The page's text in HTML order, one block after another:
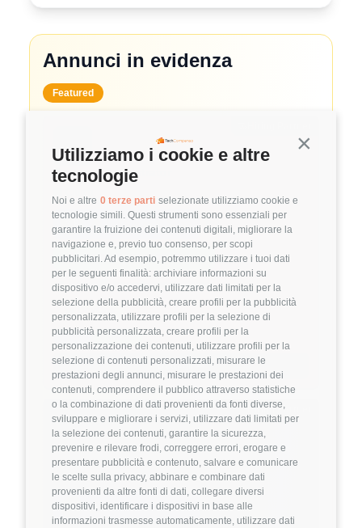
Continua
Utilizziamo i cookie e altre
tecnologie
Noi e altre 0 terze parti selezionate utilizziamo cookie e
tecnologie simili. Questi strumenti sono essenziali per
garantire la fruizione dei contenuti digitali, migliorare la
navigazione e, previo tuo consenso, per scopi
pubblicitari. Ad esempio, potremmo utilizzare i tuoi dati
per le seguenti finalità: archiviare informazioni su
dispositivo e/o accedervi, utilizzare dati limitati per la
selezione della pubblicità, creare profili per la pubblicità
personalizzata, utilizzare profili per la selezione di
pubblicità personalizzata, creare profili per la
personalizzazione dei contenuti, utilizzare profili per la
selezione di contenuti personalizzati, misurare le
prestazioni degli annunci, misurare le prestazioni dei
contenuti, comprendere il pubblico attraverso statistiche
o la combinazione di dati provenienti da fonti diverse,
sviluppare e migliorare i servizi, utilizzare dati limitati per
la selezione dei contenuti, garantire la sicurezza,
prevenire e rilevare frodi, correggere errori, erogare e
presentare pubblicità e contenuto, salvare e comunicare
le scelte sulla privacy, abbinare e combinare dati
provenienti da altre fonti di dati, collegare diversi
dispositivi, identificare i dispositivi in base alle
informazioni trasmesse automaticamente, utilizzare dati
Annunci in evidenza
Featured
System Administrator
3.8 FuffAnnuncio Score
💰 ~ 50.000€ - 60.000€ all'anno
📍 Milano 🏢 Ibrido💼 Middle/Senior
DevOps
Linux VMware
Dettagli ➡️
Hiring Partner
Product Engineer
🏢 Welyk x Callimacus.ai
4 FuffAnnuncio Score